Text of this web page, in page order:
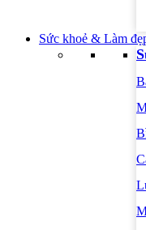
Sức khoẻ & Làm